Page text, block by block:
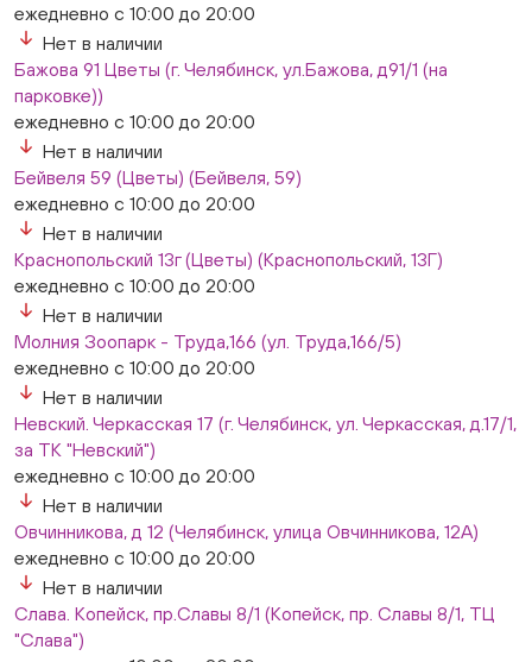
ежедневно с 10:00 до 20:00
Нет в наличии
Бажова 91 Цветы (г. Челябинск, ул.Бажова, д91/1 (на
парковке))
ежедневно с 10:00 до 20:00
Нет в наличии
Бейвеля 59 (Цветы) (Бейвеля, 59)
ежедневно с 10:00 до 20:00
Нет в наличии
Краснопольский 13г (Цветы) (Краснопольский, 13Г)
ежедневно с 10:00 до 20:00
Нет в наличии
Молния Зоопарк - Труда,166 (ул. Труда,166/5)
ежедневно с 10:00 до 20:00
Нет в наличии
Невский. Черкасская 17 (г. Челябинск, ул. Черкасская, д.17/1,
за ТК "Невский")
ежедневно с 10:00 до 20:00
Нет в наличии
Овчинникова, д 12 (Челябинск, улица Овчинникова, 12А)
ежедневно с 10:00 до 20:00
Нет в наличии
Слава. Копейск, пр.Славы 8/1 (Копейск, пр. Славы 8/1, ТЦ
"Слава")